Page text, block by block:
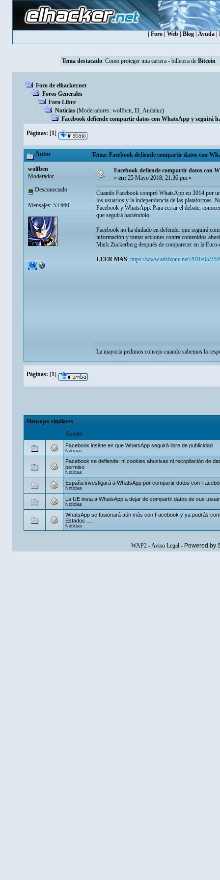
Foro Web Blog Ayuda
Tema destacado: Como proteger una cartera - billetera de Bitcoin
Foro de elhacker.net
Foros Generales
Foro Libre
Noticias (Moderadores: wolfbcn, El_Andaluz)
Facebook defiende compartir datos con WhatsApp y seguirá
Páginas: [1]
Autor Tema: Facebook defiende compartir datos con
wolfbcn
Moderador
Desconectado
Mensajes: 53.660
Facebook defiende compartir datos con
«en:25 Mayo 2018, 21:36 pm »
Cuando Facebook compró WhatsApp en 2014 por
los usuarios y la independencia de las plataformas.
Facebook y WhatsApp. Para cerrar el debate,
que seguirá haciéndolo.
Facebook no ha dudado en defender que seguirá
información y tomar acciones contra contenidos
Mark Zuckerberg después de comparecer en la
LEER MAS:https://www.adslzone.net/2018/05/
La mayoria pedimos consejo cuando sabemos la
Páginas: [1]
Mensajes similares
Asunto
Facebook insiste en que WhatsApp seguirá libre de publicidad
Noticias
Facebook se defiende: ni cookies abusivas ni recopilación de
permiso
Noticias
España investigará a WhatsApp por compartir datos con
Noticias
La UE insta a WhatsApp a dejar de compartir datos de sus
Noticias
WhatsApp se fusionará aún más con Facebook y ya podrás
Estados ....
Noticias
WAP2-Aviso Legal- Powered by